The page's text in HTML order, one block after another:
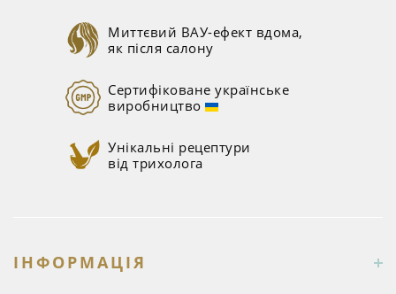
Миттєвий ВАУ-ефект вдома,
як після салону
Сертифіковане українське
виробництво
Унікальні рецептури
від трихолога
ІНФОРМАЦІЯ